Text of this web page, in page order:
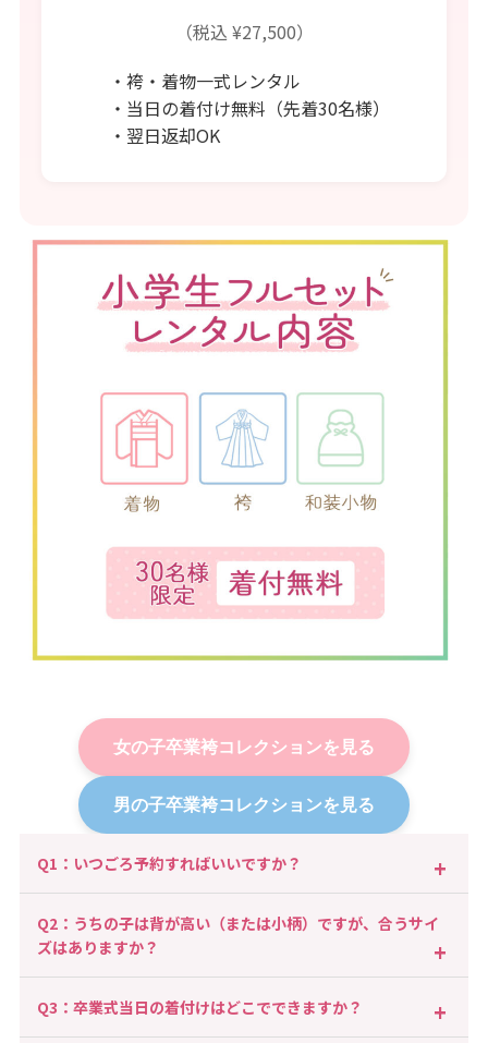
（税込 ¥27,500）
・袴・着物一式レンタル
・当日の着付け無料（先着30名様）
・翌日返却OK
女の子卒業袴コレクションを見る
男の子卒業袴コレクションを見る
Q1：いつごろ予約すればいいですか？
サイズは早く埋まるため、夏〜冬のうちにご検討いただくと
安心です。
Q2：うちの子は背が高い（または小柄）ですが、合うサイ
ズはありますか？
身長・体型の情報をもとにご相談ください。試着や事前のご
確認も可能です。
Q3：卒業式当日の着付けはどこでできますか？